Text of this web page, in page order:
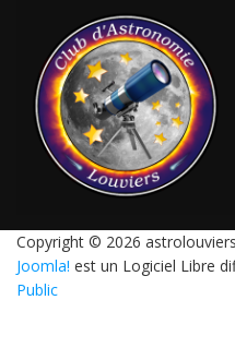
Copyright © 2026
Joomla! est un Logiciel Libre
Public